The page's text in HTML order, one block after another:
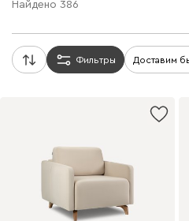
Найдено 386
Фильтры Доставим